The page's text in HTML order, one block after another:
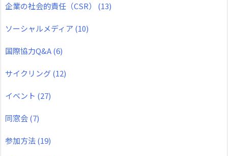
企業の社会的責任（CSR） (13)
ソーシャルメディア (10)
国際協力Q&A(6)
サイクリング(12)
イベント (27)
同窓会(7)
参加方法(19)